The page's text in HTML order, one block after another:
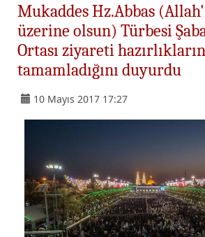
Mukaddes Hz.Abbas
üzerine olsun) Türbesi
Ortası ziyareti
tamamladığını duyurdu
10 Mayıs 2017 17:27